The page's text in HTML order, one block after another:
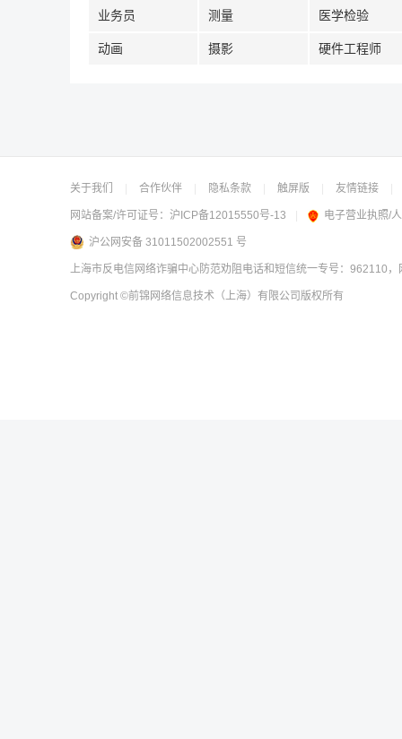
业务员 测量 医学检验
动画 摄影 硬件工程师
关于我们 合作伙伴 隐私条款 触屏版 友情链接
网站备案/许可证号： 沪ICP备12015550号-13 电子营业执照/
沪公网安备 31011502002551 号
上海市反电信网络诈骗中心防范劝阻电话和短信统一专号：962110
Copyright ©前锦网络信息技术（上海）有限公司 版权所有